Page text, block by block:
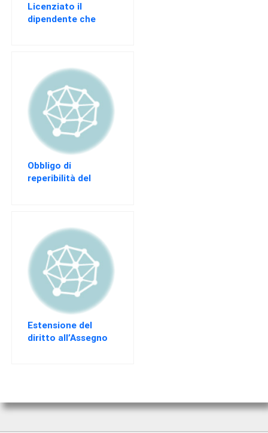
Licenziato il
dipendente che
Obbligo di
reperibilità del
Estensione del
diritto all’Assegno
Paesi Terzi che
siano soggiornanti